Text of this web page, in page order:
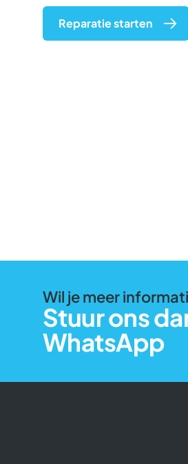
Reparatie starten
Wil je meer
Stuur ons
WhatsApp